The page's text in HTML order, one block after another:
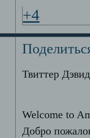
+4
Твиттер
Welcome to
Добро